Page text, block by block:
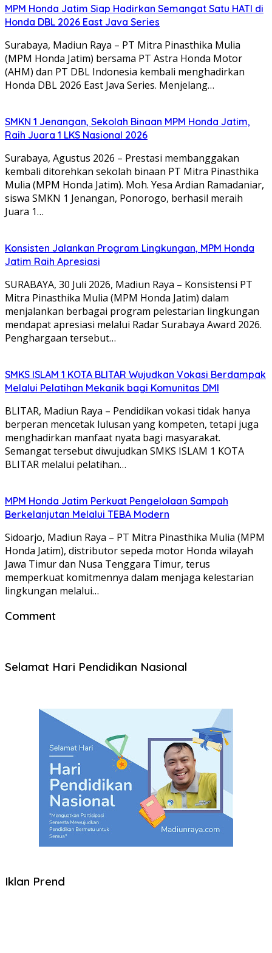
MPM Honda Jatim Siap Hadirkan Semangat Satu HATI di
Honda DBL 2026 East Java Series
Surabaya, Madiun Raya – PT Mitra Pinasthika Mulia
(MPM Honda Jatim) bersama PT Astra Honda Motor
(AHM) dan PT DBL Indonesia kembali menghadirkan
Honda DBL 2026 East Java Series. Menjelang…
SMKN 1 Jenangan, Sekolah Binaan MPM Honda Jatim,
Raih Juara 1 LKS Nasional 2026
Surabaya, Agustus 2026 – Prestasi membanggakan
kembali ditorehkan sekolah binaan PT Mitra Pinasthika
Mulia (MPM Honda Jatim). Moh. Yesa Ardian Ramadaniar,
siswa SMKN 1 Jenangan, Ponorogo, berhasil meraih
Juara 1…
Konsisten Jalankan Program Lingkungan, MPM Honda
Jatim Raih Apresiasi
SURABAYA, 30 Juli 2026, Madiun Raya – Konsistensi PT
Mitra Pinasthika Mulia (MPM Honda Jatim) dalam
menjalankan berbagai program pelestarian lingkungan
mendapat apresiasi melalui Radar Surabaya Award 2026.
Penghargaan tersebut…
SMKS ISLAM 1 KOTA BLITAR Wujudkan Vokasi Berdampak
Melalui Pelatihan Mekanik bagi Komunitas DMI
BLITAR, Madiun Raya – Pendidikan vokasi tidak hanya
berperan mencetak lulusan yang kompeten, tetapi juga
menghadirkan manfaat nyata bagi masyarakat.
Semangat tersebut diwujudkan SMKS ISLAM 1 KOTA
BLITAR melalui pelatihan…
MPM Honda Jatim Perkuat Pengelolaan Sampah
Berkelanjutan Melalui TEBA Modern
Sidoarjo, Madiun Raya – PT Mitra Pinasthika Mulia (MPM
Honda Jatim), distributor sepeda motor Honda wilayah
Jawa Timur dan Nusa Tenggara Timur, terus
memperkuat komitmennya dalam menjaga kelestarian
lingkungan melalui…
Comment
Selamat Hari Pendidikan Nasional
Iklan Prend